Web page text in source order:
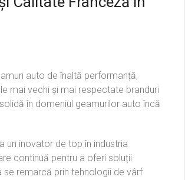
auto de înaltă performanță,
mai vechi și mai respectate branduri
în domeniul geamurilor auto încă
un inovator de top în industria
continuă pentru a oferi soluții
se remarcă prin tehnologii de vârf